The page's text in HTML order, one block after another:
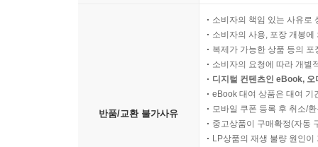
반품/교환 불가사유
소비자의 책임 있는 사유로
소비자의 사용, 포장 개봉
복제가 가능한 상품 등의
소비자의 요청에 따라 개별
디지털 컨텐츠인 eBook,
eBook 대여 상품은 대여 기
모바일 쿠폰 등록 후 취소/
중고상품이 구매확정(자동
LP상품의 재생 불량 원인